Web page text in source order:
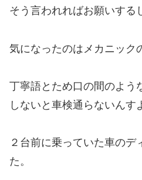
そう言われればお願いする
気になったのはメカニック
丁寧語とため口の間のよう
しないと車検通らないんす
２台前に乗っていた車のデ
た。